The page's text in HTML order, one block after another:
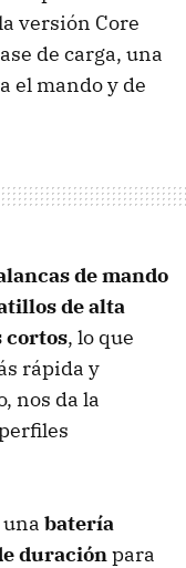
versión Core
de carga, una
el mando y de
de mando
de alta
cortos, lo que
rápida y
nos da la
batería
duraciónpara